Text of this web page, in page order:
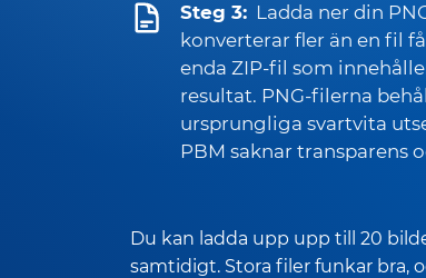
Steg 3: Ladda ner din
konverterar fler än en fil
enda ZIP-fil som
resultat. PNG-filerna
ursprungliga svartvita
PBM saknar transparens
Du kan ladda upp upp till 20
samtidigt. Stora filer funkar bra,